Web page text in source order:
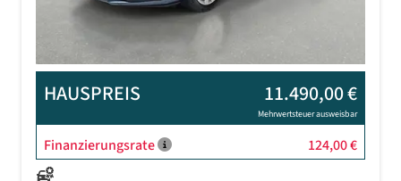
HAUSPREIS 11.490,00 €
Mehrwertsteuer ausweisbar
Finanzierungsrate 124,00 €